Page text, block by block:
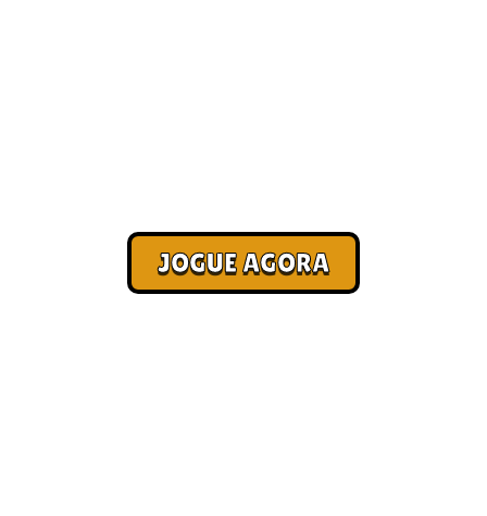
JOGUE AGORA